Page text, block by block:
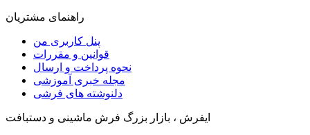
راهنمای مشتریان
پنل کاربری من
قوانین و مقررات
نحوه پرداخت و ارسال
مجله خبری آموزشی
دلنوشته های فرشی
ایفرش ، بازار بزرگ فرش ماشینی و دستبافت